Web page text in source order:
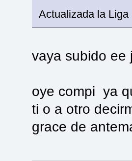
Actualizada la
vaya subido ee
oye compi ya
ti o a otro
grace de